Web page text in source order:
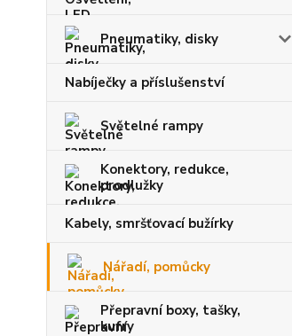
Pneumatiky, disky
Nabíječky a příslušenství
Světelné rampy
Konektory, redukce,
prodlužky
Kabely, smršťovací bužírky
Nářadí, pomůcky
Přepravní boxy, tašky,
kufry